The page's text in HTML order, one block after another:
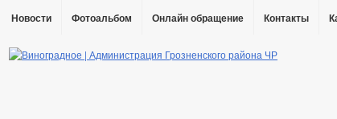
Новости Фотоальбом Онлайн обращение Контакты